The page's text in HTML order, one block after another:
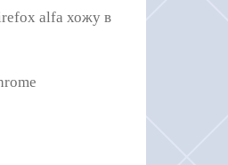
alfa хожу в